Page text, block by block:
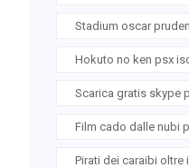
Stadium oscar
Hokuto no ken psx
Scarica gratis skype
Film cado dalle nubi
Pirati dei caraibi oltre